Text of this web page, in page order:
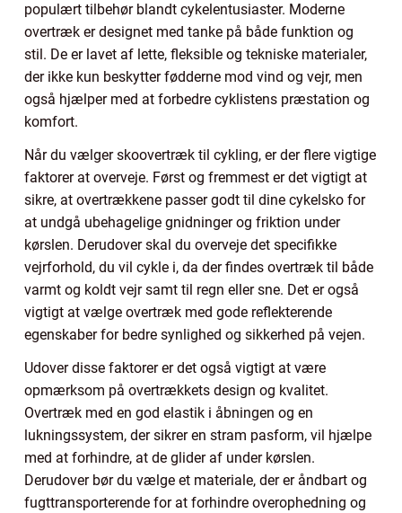
populært tilbehør blandt cykelentusiaster. Moderne
overtræk er designet med tanke på både funktion og
stil. De er lavet af lette, fleksible og tekniske materialer,
der ikke kun beskytter fødderne mod vind og vejr, men
også hjælper med at forbedre cyklistens præstation og
komfort.
Når du vælger skoovertræk til cykling, er der flere vigtige
faktorer at overveje. Først og fremmest er det vigtigt at
sikre, at overtrækkene passer godt til dine cykelsko for
at undgå ubehagelige gnidninger og friktion under
kørslen. Derudover skal du overveje det specifikke
vejrforhold, du vil cykle i, da der findes overtræk til både
varmt og koldt vejr samt til regn eller sne. Det er også
vigtigt at vælge overtræk med gode reflekterende
egenskaber for bedre synlighed og sikkerhed på vejen.
Udover disse faktorer er det også vigtigt at være
opmærksom på overtrækkets design og kvalitet.
Overtræk med en god elastik i åbningen og en
lukningssystem, der sikrer en stram pasform, vil hjælpe
med at forhindre, at de glider af under kørslen.
Derudover bør du vælge et materiale, der er åndbart og
fugttransporterende for at forhindre overophedning og